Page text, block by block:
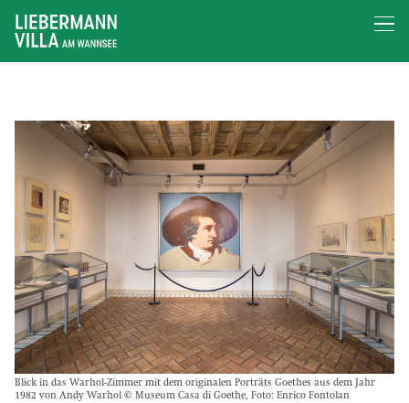
Blick in das Warhol-Zimmer mit dem originalen Porträts Goethes aus dem Jahr
1982 von Andy Warhol © Museum Casa di Goethe, Foto: Enrico Fontolan